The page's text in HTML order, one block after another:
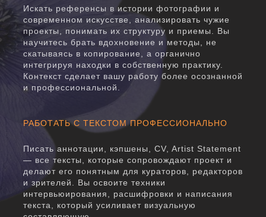
Искать референсы в истории фотографии и
современном искусстве, анализировать чужие
проекты, понимать их структуру и приемы. Вы
научитесь брать вдохновение и методы, не
скатываясь в копирование, а органично
интегрируя находки в собственную практику.
Контекст сделает вашу работу более осознанной
и профессиональной.
РАБОТАТЬ С ТЕКСТОМ ПРОФЕССИОНАЛЬНО
Писать аннотации, кэпшены, CV, Artist Statement
— все тексты, которые сопровождают проект и
делают его понятным для кураторов, редакторов
и зрителей. Вы освоите техники
интервьюирования, расшифровки и написания
текста, который усиливает визуальную